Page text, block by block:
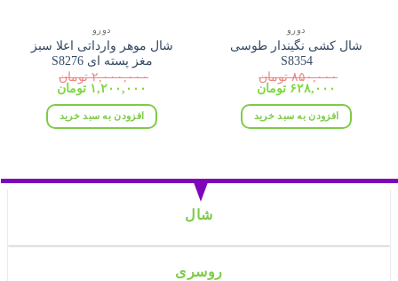
دورو
شال کشی نگیندار طوسی
S8354
۸۵۰,۰۰۰ تومان
قیمت
۸۵۰,۰۰۰ تومان
بود.
۶۲۸,۰۰۰ تومان
۶۲۸,۰۰۰ تومان. افزودن به سبد خرید
دورو
شال موهر وارداتی اعلا سبز
مغز پسته ای S8276
۲,۰۰۰,۰۰۰ تومان
قیمت
۲,۰۰۰,۰۰۰ تومان
بود.
۱,۲۰۰,۰۰۰ تومان
۱,۲۰۰,۰۰۰ تومان. افزودن به سبد خرید
شال
روسری